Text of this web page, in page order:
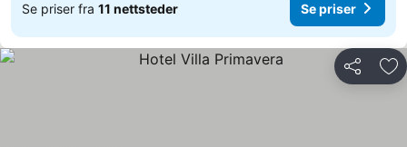
Se priser fra 11 nettsteder Se priser
Del